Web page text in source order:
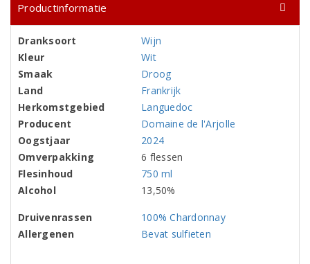
Productinformatie
Dranksoort
Wijn
Kleur
Wit
Smaak
Droog
Land
Frankrijk
Herkomstgebied
Languedoc
Producent
Domaine de l'Arjolle
Oogstjaar
2024
Omverpakking
6 flessen
Flesinhoud
750 ml
Alcohol
13,50%
Druivenrassen
100% Chardonnay
Allergenen
Bevat sulfieten